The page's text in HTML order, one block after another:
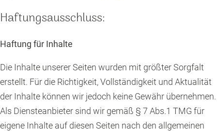
Haftungsausschluss:
Haftung für Inhalte
Die Inhalte unserer Seiten wurden mit größter Sorgfalt
erstellt. Für die Richtigkeit, Vollständigkeit und Aktualität
der Inhalte können wir jedoch keine Gewähr übernehmen.
Als Diensteanbieter sind wir gemäß § 7 Abs.1 TMG für
eigene Inhalte auf diesen Seiten nach den allgemeinen